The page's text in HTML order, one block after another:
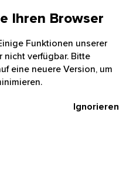
Ihren Browser
Funktionen unserer
verfügbar. Bitte
eine neuere Version, um
Ignorieren